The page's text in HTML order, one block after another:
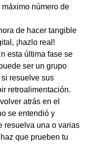
número de
de hacer tangible
¡hazlo real!
esta última fase se
ser un grupo
resuelve sus
retroalimentación.
atrás en el
se entendió y
resuelva una o varias
que prueben tu